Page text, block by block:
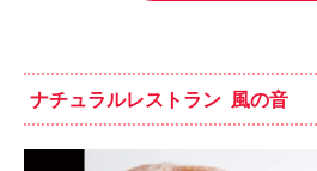
ナチュラルレストラン 風の音